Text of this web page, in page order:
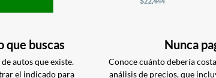
que buscas
autos que existe.
el indicado para
Nunca
Conoce cuánto debería
análisis de precios, que